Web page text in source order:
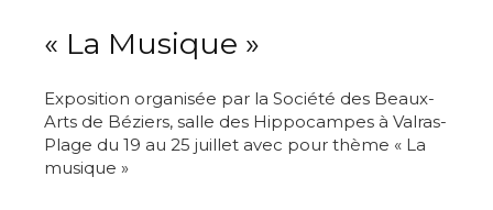
« La Musique »
Exposition organisée par la Société des Beaux-
Arts de Béziers, salle des Hippocampes à Valras-
Plage du 19 au 25 juillet avec pour thème « La
musique »